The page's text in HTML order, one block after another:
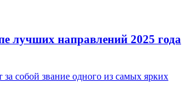
лучших направлений 2025 года
за собой звание одного из самых ярких